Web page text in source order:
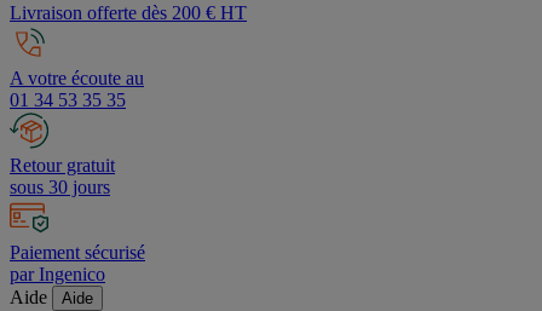
Livraison offerte dès 200 € HT
A votre écoute au
01 34 53 35 35
Retour gratuit
sous 30 jours
Paiement sécurisé
par Ingenico
Aide
Aide